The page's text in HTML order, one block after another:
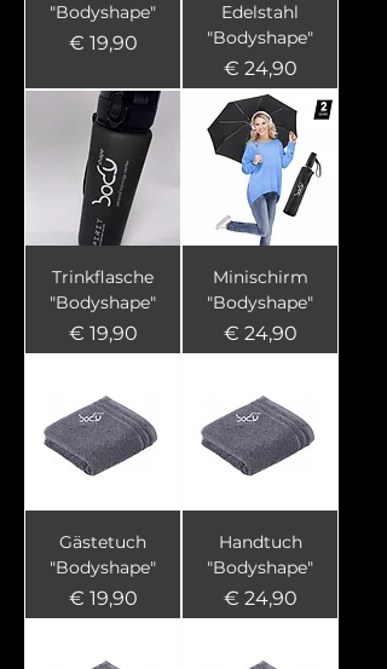
"Bodyshape"
Preis
€ 19,90
Edelstahl
"Bodyshape"
Preis
€ 24,90
Trinkflasche
"Bodyshape"
Preis
€ 19,90
Minischirm
"Bodyshape"
Preis
€ 24,90
Gästetuch
"Bodyshape"
Preis
€ 19,90
Handtuch
"Bodyshape"
Preis
€ 24,90